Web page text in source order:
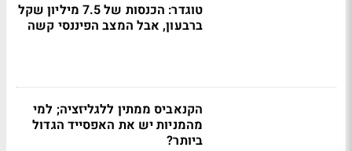
טוגדר: הכנסות של 7.5 מיליון שקל
ברבעון, אבל המצב הפיננסי קשה
הקנאביס ממתין ללגליזציה; למי
מהמניות יש את האפסייד הגדול
ביותר?